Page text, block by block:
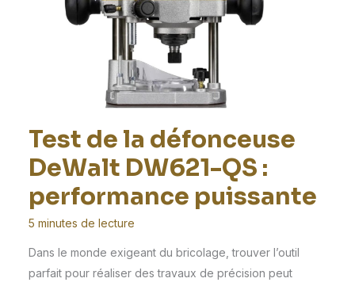
Test de la défonceuse
DeWalt DW621-QS :
performance puissante
5 minutes de lecture
Dans le monde exigeant du bricolage, trouver l’outil
parfait pour réaliser des travaux de précision peut